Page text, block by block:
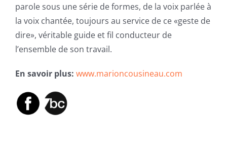
parole sous une série de formes, de la voix parlée à
la voix chantée, toujours au service de ce «geste de
dire», véritable guide et fil conducteur de
l’ensemble de son travail.
En savoir plus: www.marioncousineau.com